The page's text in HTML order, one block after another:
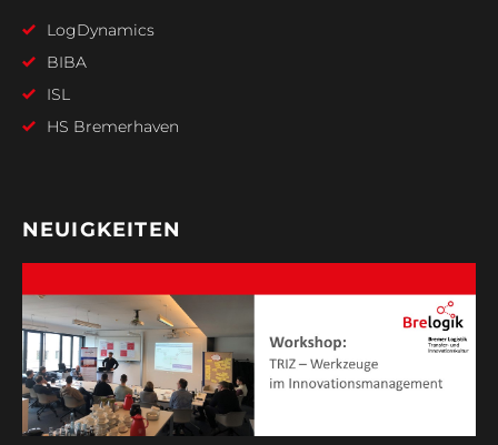
LogDynamics
BIBA
ISL
HS Bremerhaven
NEUIGKEITEN